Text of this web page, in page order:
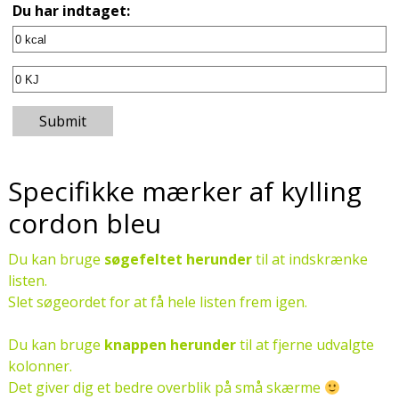
Du har indtaget:
Submit
Specifikke mærker af kylling
cordon bleu
Du kan bruge søgefeltet herundertil at indskrænke
listen.
Slet søgeordet for at få hele listen frem igen.
Du kan bruge knappen herundertil at fjerne udvalgte
kolonner.
Det giver dig et bedre overblik på små skærme